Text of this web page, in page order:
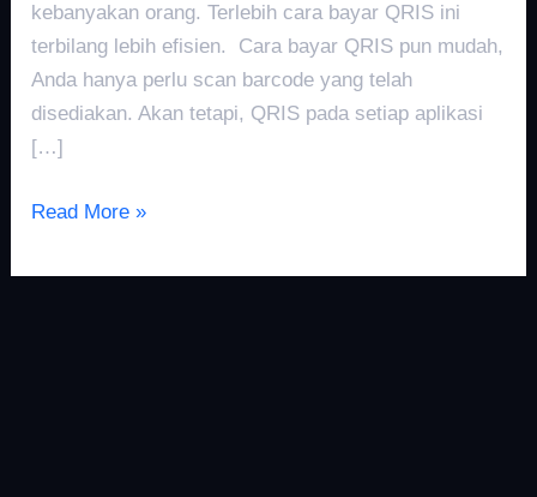
kebanyakan orang. Terlebih cara bayar QRIS ini
terbilang lebih efisien. Cara bayar QRIS pun mudah,
Anda hanya perlu scan barcode yang telah
disediakan. Akan tetapi, QRIS pada setiap aplikasi
[…]
Read More »